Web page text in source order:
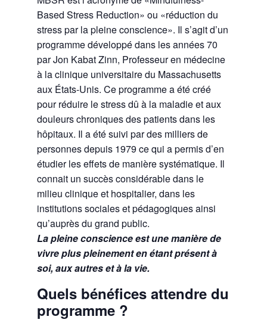
Based Stress Reduction» ou «réduction du
stress par la pleine conscience». Il s’agit d’un
programme développé dans les années 70
par Jon Kabat Zinn, Professeur en médecine
à la clinique universitaire du Massachusetts
aux États-Unis. Ce programme a été créé
pour réduire le stress dû à la maladie et aux
douleurs chroniques des patients dans les
hôpitaux. Il a été suivi par des milliers de
personnes depuis 1979 ce qui a permis d’en
étudier les effets de manière systématique. Il
connait un succès considérable dans le
milieu clinique et hospitalier, dans les
institutions sociales et pédagogiques ainsi
qu’auprès du grand public.
La pleine conscience est une manière de
vivre plus pleinement en étant présent à
soi, aux autres et à la vie.
Quels bénéfices attendre du
programme ?